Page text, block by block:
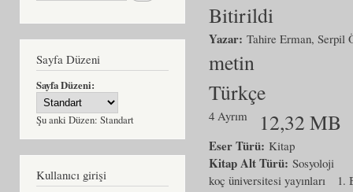
Sayfa Düzeni
Sayfa Düzeni:
Şu anki Düzen: Standart
Kullanıcı girişi
Bitirildi
Yazar: Tahire Erman, Serpil
metin
Türkçe
4 Ayrım 12,32 MB
Eser Türü: Kitap
Kitap Alt Türü: Sosyoloji
koç üniversitesi yayınları
1.